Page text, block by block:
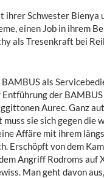
Schwester Bienya
einen Job in ihrem
als Tresenkraft bei
als
der
Aurec. Ganz
sie sich gegen die
Affäre mit ihrem
Erschöpft von dem
Angriff Rodroms auf
Man geht davon